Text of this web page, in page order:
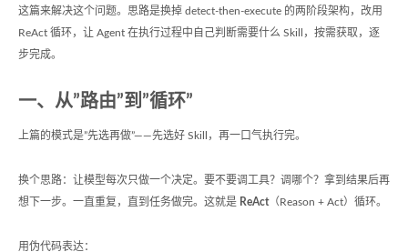
这篇来解决这个问题。思路是换掉 detect-then-execute 的两阶段架构，改用
ReAct 循环，让 Agent 在执行过程中自己判断需要什么 Skill，按需获取，逐
步完成。
一、从”路由”到”循环”
上篇的模式是”先选再做”——先选好 Skill，再一口气执行完。
换个思路：让模型每次只做一个决定。要不要调工具？调哪个？拿到结果后再
想下一步。一直重复，直到任务做完。这就是 ReAct（Reason + Act）循环。
用伪代码表达：